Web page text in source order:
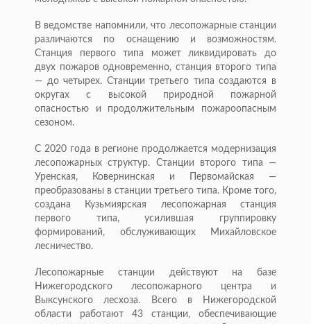
В ведомстве напомнили, что лесопожарные станции
различаются по оснащению и возможностям.
Станция первого типа может ликвидировать до
двух пожаров одновременно, станция второго типа
— до четырех. Станции третьего типа создаются в
округах с высокой природной пожарной
опасностью и продолжительным пожароопасным
сезоном.
С 2020 года в регионе продолжается модернизация
лесопожарных структур. Станции второго типа —
Уренская, Ковернинская и Первомайская —
преобразованы в станции третьего типа. Кроме того,
создана Кузьмиярская лесопожарная станция
первого типа, усилившая группировку
формирований, обслуживающих Михайловское
лесничество.
Лесопожарные станции действуют на базе
Нижегородского лесопожарного центра и
Выксунского лесхоза. Всего в Нижегородской
области работают 43 станции, обеспечивающие